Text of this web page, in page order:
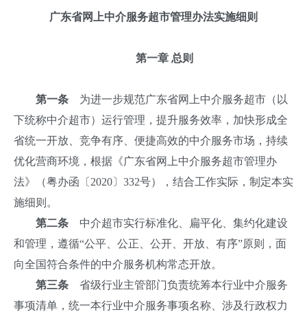
广东省网上中介服务超市管理办法实施细则
第一章 总则
第一条 为进一步规范广东省网上中介服务超市（以
下统称中介超市）运行管理，提升服务效率，加快形成全
省统一开放、竞争有序、便捷高效的中介服务市场，持续
优化营商环境，根据《广东省网上中介服务超市管理办
法》（粤办函〔2020〕332号），结合工作实际，制定本实
施细则。
第二条 中介超市实行标准化、扁平化、集约化建设
和管理，遵循“公平、公正、公开、开放、有序”原则，面
向全国符合条件的中介服务机构常态开放。
第三条 省级行业主管部门负责统筹本行业中介服务
事项清单，统一本行业中介服务事项名称、涉及行政权力